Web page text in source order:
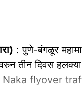
: पुणे-बंगळूर
तीन दिवस
flyover